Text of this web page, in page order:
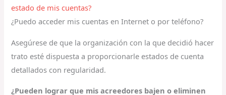
estado de mis cuentas?
¿Puedo acceder mis cuentas en Internet o por teléfono?
Asegúrese de que la organización con la que decidió hacer
trato esté dispuesta a proporcionarle estados de cuenta
detallados con regularidad.
¿Pueden lograr que mis acreedores bajen o eliminen